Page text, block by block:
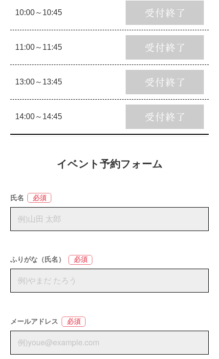
10:00～10:45
11:00～11:45
13:00～13:45
14:00～14:45
イベント予約フォーム
氏名 必須
ふりがな（氏名） 必須
メールアドレス 必須